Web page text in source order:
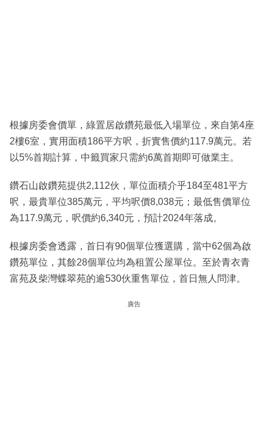
根據房委會價單，綠置居啟鑽苑最低入場單位，來自第4座
2樓6室，實用面積186平方呎，折實售價約117.9萬元。若
以5%首期計算，中籤買家只需約6萬首期即可做業主。
鑽石山啟鑽苑提供2,112伙，單位面積介乎184至481平方
呎，最貴單位385萬元，平均呎價8,038元；最低售價單位
為117.9萬元，呎價約6,340元，預計2024年落成。
根據房委會透露，首日有90個單位獲選購，當中62個為啟
鑽苑單位，其餘28個單位均為租置公屋單位。至於青衣青
富苑及柴灣蝶翠苑的逾530伙重售單位，首日無人問津。
廣告